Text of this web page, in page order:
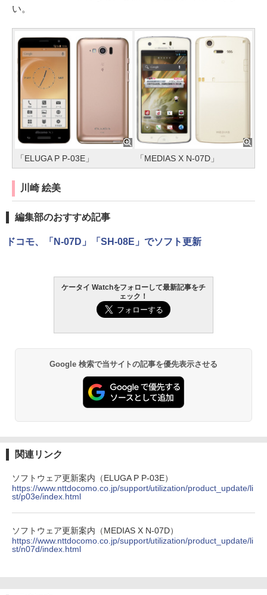
い。
「ELUGA P P-03E」 「MEDIAS X N-07D」
川崎 絵美
編集部のおすすめ記事
ドコモ、「N-07D」「SH-08E」でソフト更新
ケータイ Watchをフォローして最新記事をチ
ェック！
Google 検索で当サイトの記事を優先表示させる
関連リンク
ソフトウェア更新案内（ELUGA P P-03E）
https://www.nttdocomo.co.jp/support/utilization/product_update/li
st/p03e/index.html
ソフトウェア更新案内（MEDIAS X N-07D）
https://www.nttdocomo.co.jp/support/utilization/product_update/li
st/n07d/index.html